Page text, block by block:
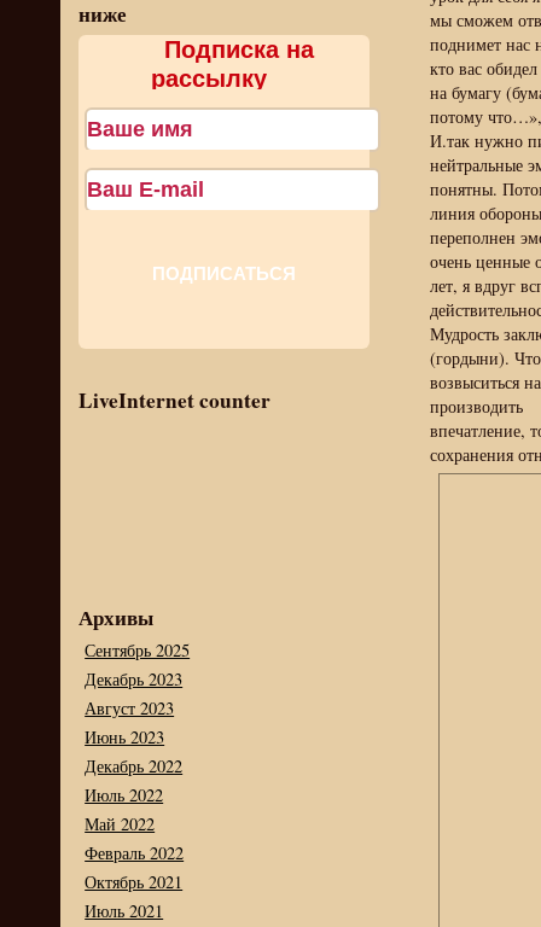
мы сможем
поднимет нас
кто вас
на бумагу
потому
И.так нужно
нейтральные
понятны.
линия
переполнен
очень ценные
лет, я вдруг
Мудрость
(гордыни). Что
возвыситься
производить
впечатление,
сохранения
ниже
Подписка на
рассылку
LiveInternet counter
Архивы
Сентябрь 2025
Декабрь 2023
Август 2023
Июнь 2023
Декабрь 2022
Июль 2022
Май 2022
Февраль 2022
Октябрь 2021
Июль 2021